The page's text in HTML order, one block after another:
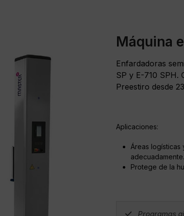
Máquina
Enfardadoras
SP y E-710 SPH.
Preestiro desde
Aplicaciones:
Áreas logísticas
adecuadamente.
Protege de la
Programas